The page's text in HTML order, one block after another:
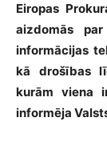
Eiropas
aizdomās
informācijas
kā drošības
kurām viena
informēja